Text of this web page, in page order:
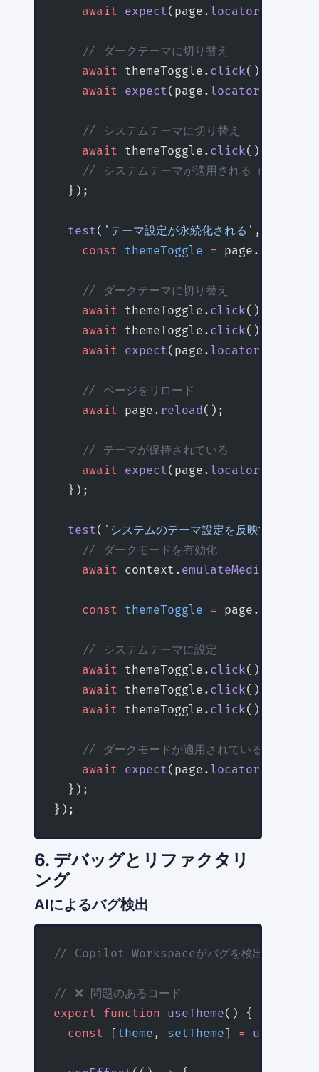
    await
expect(page. locator
    // ダークテーマに切り替え
    await
themeToggle. click();
    await
expect(page. locator
    // システムテーマに切り替え
    await
themeToggle. click();
// システムテーマが適用される（実際のテ
  });
  test
( 'テーマ設定が永続化される' ,
    const
themeToggle = page.
    // ダークテーマに切り替え
    await
themeToggle. click();
    await
themeToggle. click();
    await
expect(page. locator
    // ページをリロード
    await
page. reload();
    // テーマが保持されている
    await
expect(page. locator
  });
  test
( 'システムのテーマ設定を反映する'
    // ダークモードを有効化
    await
context. emulateMedia
    const
themeToggle = page.
    // システムテーマに設定
    await
themeToggle. click();
    await
themeToggle. click();
    await
themeToggle. click();
    // ダークモードが適用されている
    await
expect(page. locator
  });
});
6. デバッグとリファクタリ
ング
AIによるバグ検出
// Copilot Workspaceがバグを検出
// ❌ 問題のあるコード
export function useTheme() {
  const
[ theme , setTheme ] = useState